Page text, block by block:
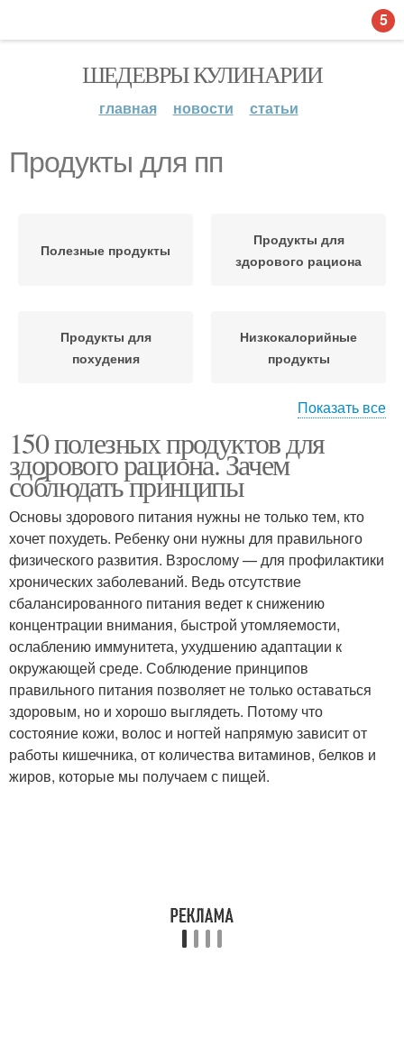
ШЕДЕВРЫ КУЛИНАРИИ
главная новости статьи
Продукты для пп
Полезные продукты
Продукты для
здорового рациона
Продукты для
похудения
Низкокалорийные
продукты
Продукты с умом Диетические продукты
Показать все
150 полезных продуктов для
здорового рациона. Зачем
соблюдать принципы
Основы здорового питания нужны не только тем, кто
хочет похудеть. Ребенку они нужны для правильного
физического развития. Взрослому — для профилактики
хронических заболеваний. Ведь отсутствие
сбалансированного питания ведет к снижению
концентрации внимания, быстрой утомляемости,
ослаблению иммунитета, ухудшению адаптации к
окружающей среде. Соблюдение принципов
правильного питания позволяет не только оставаться
здоровым, но и хорошо выглядеть. Потому что
состояние кожи, волос и ногтей напрямую зависит от
работы кишечника, от количества витаминов, белков и
жиров, которые мы получаем с пищей.
5